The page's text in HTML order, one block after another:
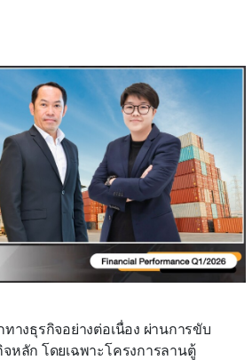
กทางธุรกิจอย่างต่อเนื่อง ผ่านการขับ
หลัก โดยเฉพาะโครงการลานตู้